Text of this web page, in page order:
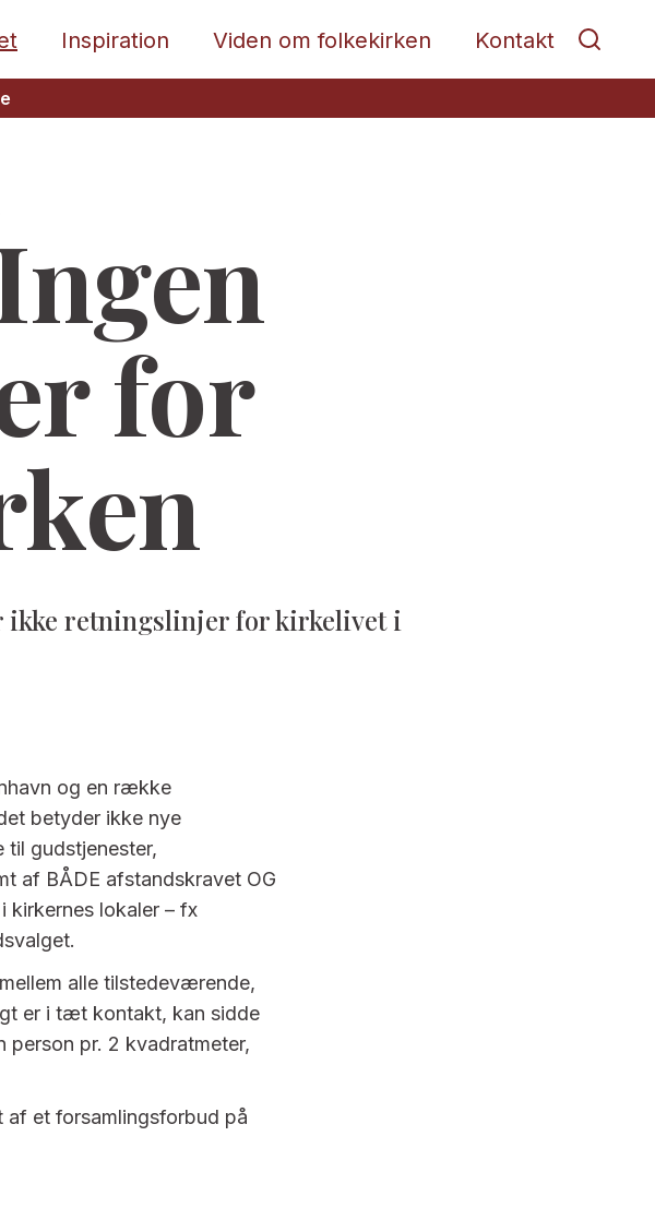
Inspiration Viden om folkekirken Kontakt
for
retningslinjer for kirkelivet i
og en række
betyder ikke nye
til gudstjenester,
af BÅDE afstandskravet OG
kirkernes lokaler – fx
alle tilstedeværende,
er i tæt kontakt, kan sidde
person pr. 2 kvadratmeter,
et forsamlingsforbud på